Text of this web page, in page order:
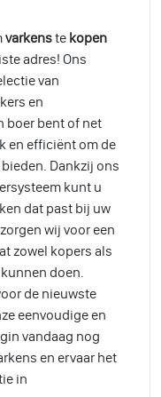
varkenste kopen
adres! Ons
van
en
boer bent of net
en efficiënt om de
Dankzij ons
kunt u
dat past bij uw
wij voor een
zowel kopers als
doen.
de nieuwste
eenvoudige en
vandaag nog
en ervaar het
in